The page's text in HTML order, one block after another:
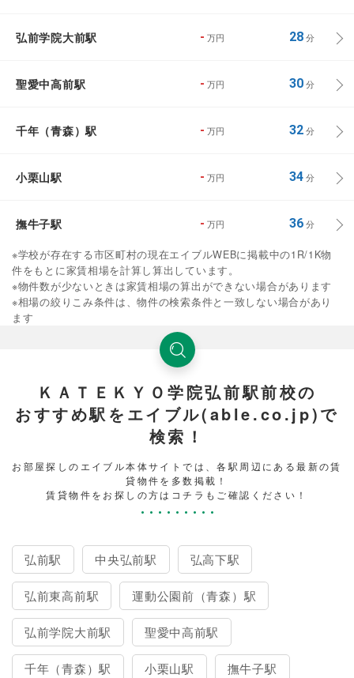
弘前学院大前駅 - 万円 28分
聖愛中高前駅 - 万円 30分
千年（青森）駅 - 万円 32分
小栗山駅 - 万円 34分
撫牛子駅 - 万円 36分
※学校が存在する市区町村の現在エイブルWEBに掲載中の1R/1K物
件をもとに家賃相場を計算し算出しています。
※物件数が少ないときは家賃相場の算出ができない場合があります
※相場の絞りこみ条件は、物件の検索条件と一致しない場合があり
ます
ＫＡＴＥＫＹＯ学院弘前駅前校の
おすすめ駅をエイブル(able.co.jp)で
検索！
お部屋探しのエイブル本体サイトでは、各駅周辺にある最新の賃
貸物件を多数掲載！
賃貸物件をお探しの方はコチラもご確認ください！
弘前駅 中央弘前駅 弘高下駅
弘前東高前駅 運動公園前（青森）駅
弘前学院大前駅 聖愛中高前駅
千年（青森）駅 小栗山駅 撫牛子駅